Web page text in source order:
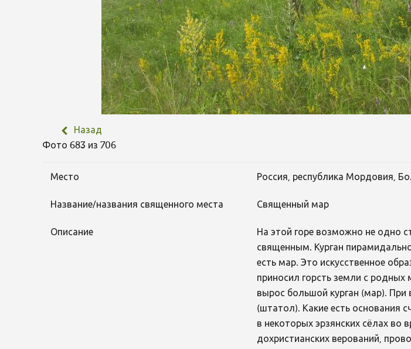
Назад
Фото 683 из 706
Место Россия, республика Мордовия,
Название/названия священного места Священный мар
Описание
На этой горе возможно не одно
священным. Курган
есть мар. Это искусственное
приносил горсть земли с
вырос большой курган (мар). При
(штатол). Какие есть основания
в некоторых эрзянских сёлах во
дохристианских верований,